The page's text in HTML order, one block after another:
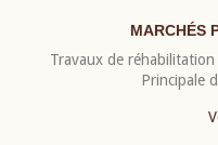
MARCHÉS
Travaux de réhabilitation
Principale